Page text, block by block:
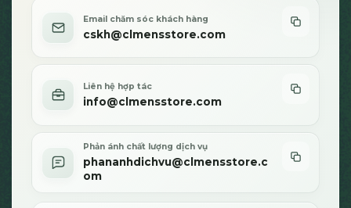
Email chăm sóc khách hàng
cskh@clmensstore.com
Liên hệ hợp tác
info@clmensstore.com
Phản ánh chất lượng dịch vụ
phananhdichvu@clmensstore.c
om